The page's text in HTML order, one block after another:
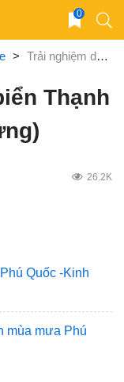
0
> Trải nghiệm du lịch biển Thạnh Phú Bến Tre (Cồn Bửng)
Thạnh
26.2K
Quốc -Kinh
mùa mưa Phú